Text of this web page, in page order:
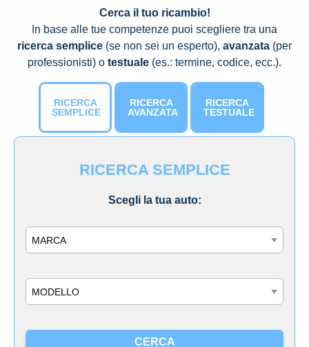
Cerca il tuo ricambio!
In base alle tue competenze puoi scegliere tra una
ricerca semplice (se non sei un esperto), avanzata (per
professionisti) o testuale (es.: termine, codice, ecc.).
RICERCA
SEMPLICE
RICERCA
AVANZATA
RICERCA
TESTUALE
RICERCA SEMPLICE
Scegli la tua auto: